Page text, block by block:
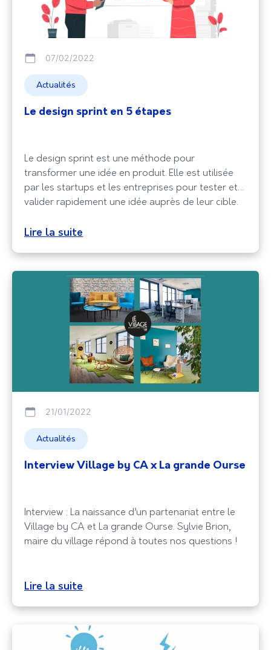
07/02/2022
Actualités
Le design sprint en 5 étapes
Le design sprint est une méthode pour
transformer une idée en produit. Elle est utilisée
par les startups et les entreprises pour tester et
valider rapidement une idée auprès de leur cible.
Lire la suite
21/01/2022
Actualités
Interview Village by CA x La grande Ourse
Interview : La naissance d’un partenariat entre le
Village by CA et La grande Ourse. Sylvie Brion,
maire du village répond à toutes nos questions !
Lire la suite